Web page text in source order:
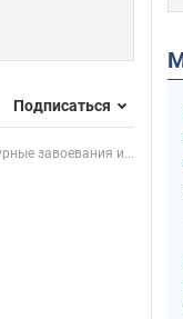
Подписаться
завоевания и...